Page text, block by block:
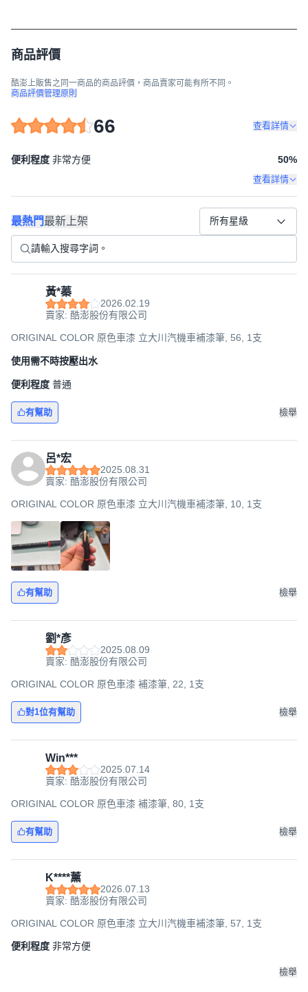
商品評價
酷澎上販售之同一商品的商品評價，商品賣家可能有所不同。
商品評價管理原則
66 查看詳情
便利程度 非常方便 50%
查看詳情
最熱門最新上架 所有星級
黃*蓁
2026.02.19
賣家: 酷澎股份有限公司
ORIGINAL COLOR 原色車漆 立大川汽機車補漆筆, 56, 1支
使用需不時按壓出水
便利程度 普通
有幫助 檢舉
呂*宏
2025.08.31
賣家: 酷澎股份有限公司
ORIGINAL COLOR 原色車漆 立大川汽機車補漆筆, 10, 1支
有幫助 檢舉
劉*彥
2025.08.09
賣家: 酷澎股份有限公司
ORIGINAL COLOR 原色車漆 補漆筆, 22, 1支
對1位有幫助 檢舉
Win***
2025.07.14
賣家: 酷澎股份有限公司
ORIGINAL COLOR 原色車漆 補漆筆, 80, 1支
有幫助 檢舉
K****薰
2026.07.13
賣家: 酷澎股份有限公司
ORIGINAL COLOR 原色車漆 立大川汽機車補漆筆, 57, 1支
便利程度 非常方便
檢舉